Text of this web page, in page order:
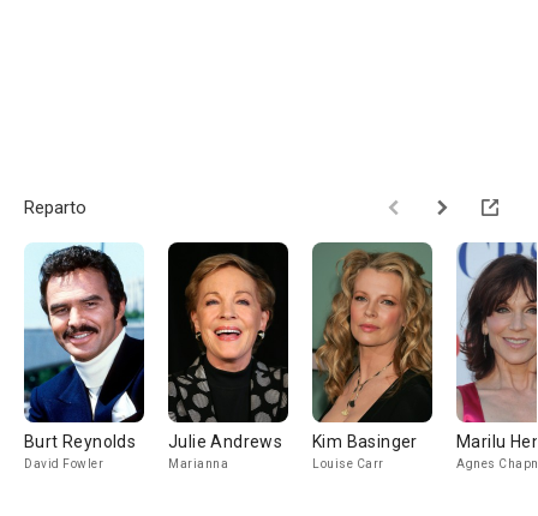
Reparto
Burt Reynolds
David Fowler
Julie Andrews
Marianna
Kim Basinger
Louise Carr
Marilu
Agnes